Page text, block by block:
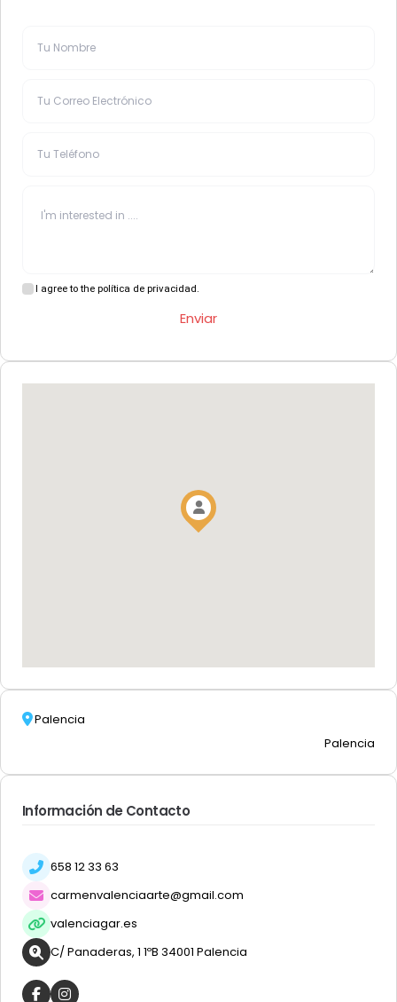
I agree to the política de privacidad.
Enviar
Palencia
Palencia
Información de Contacto
658 12 33 63
carmenvalenciaarte@gmail.com
valenciagar.es
C/ Panaderas, 1 1ºB 34001 Palencia